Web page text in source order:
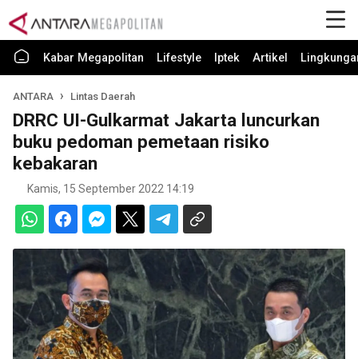
Kabar Megapolitan Lifestyle Iptek Artikel
ANTARA Lintas Daerah
DRRC UI-Gulkarmat Jakarta luncurkan
buku pedoman pemetaan risiko
kebakaran
Kamis, 15 September 2022 14:19